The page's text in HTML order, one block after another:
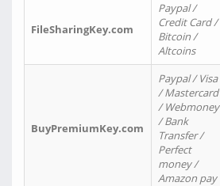
FileSharingKey.com
Paypal /
Credit Card /
Bitcoin /
Altcoins
BuyPremiumKey.com
Paypal / Visa
/ Mastercard
/ Webmoney
/ Bank
Transfer /
Perfect
money /
Amazon pay